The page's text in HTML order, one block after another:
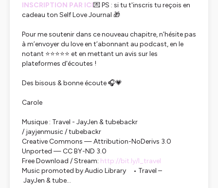
INSCRIPTION PAR ICI💌 PS : si tu t'inscris tu reçois en
cadeau ton Self Love Journal 🎁
Pour me soutenir dans ce nouveau chapitre, n’hésite pas
à m’envoyer du love en t’abonnant au podcast, en le
notant ⭐️⭐️⭐️⭐️⭐️ et en mettant un avis sur les
plateformes d'écoutes !
Des bisous & bonne écoute 🎧💗
Carole
Musique : Travel - JayJen & tubebackr
/ jayjenmusic / tubebackr
Creative Commons — Attribution-NoDerivs 3.0
Unported — CC BY-ND 3.0
Free Download / Stream: http://bit.ly/l_travel
Music promoted by Audio Library • Travel –
JayJen & tube...